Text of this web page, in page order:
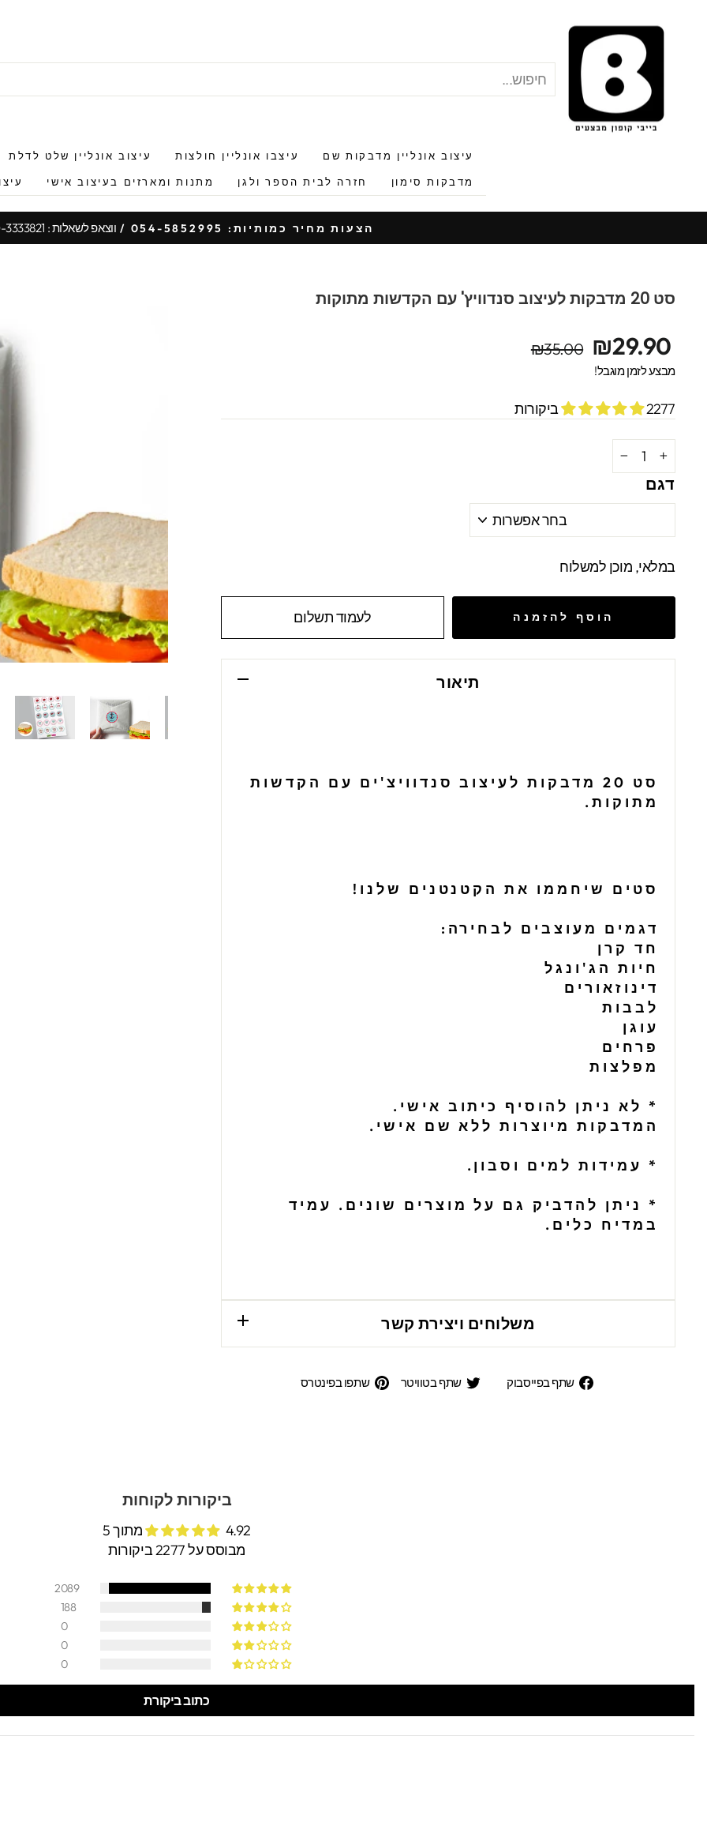
עיצוב אונליין מדבקות שם עיצבו אונליין חולצות עיצוב אונליין שלט לדלת
מדבקות סימון חזרה לבית הספר ולגן מתנות ומארזים בעיצוב אישי
עצור
הצעות מחיר כמותיות: 054-5852995 / ווצאפ לשאלות : 050-3333821
סט 20 מדבקות לעיצוב סנדוויץ' עם הקדשות מתוקות
מחיר
מקורי
מחיר
מבצע
₪29.90
₪35.00
מבצע לזמן מוגבל!
2277 ביקורות
+
דגם
במלאי, מוכן למשלוח
הוסף להזמנה לעמוד תשלום
תיאור
סט 20 מדבקות לעיצוב סנדוויצ'ים עם הקדשות
מתוקות.
סטים שיחממו את הקטנטנים שלנו!
דגמים מעוצבים לבחירה:
חד קרן
חיות הג'ונגל
דינוזאורים
לבבות
עוגן
פרחים
מפלצות
* לא ניתן להוסיף כיתוב אישי.
המדבקות מיוצרות ללא שם אישי.
* עמידות למים וסבון.
* ניתן להדביק גם על מוצרים שונים. עמיד
במדיח כלים.
משלוחים ויצירת קשר
שתף בפייסבוק
שתף שתף בטוויטר
שתףשתפו בפינטרס
ביקורות לקוחות
4.92 מתוך 5
מבוסס על 2277 ביקורות
2089
188
0
0
0
כתוב ביקורת